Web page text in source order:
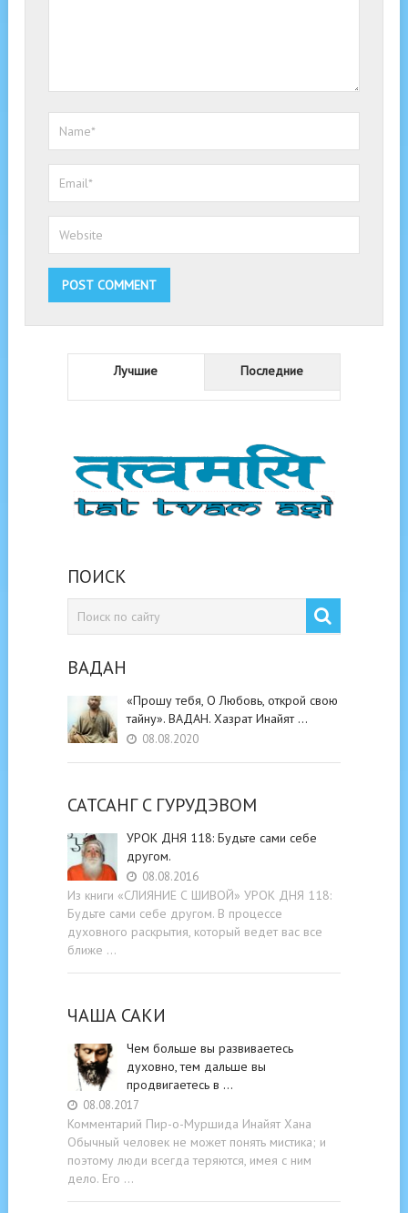
Лучшие Последние
ПОИСК
ВАДАН
«Прошу тебя, О Любовь, открой свою
тайну». ВАДАН. Хазрат Инайят …
08.08.2020
САТСАНГ C ГУРУДЭВОМ
УРОК ДНЯ 118: Будьте cами cебе
другом.
08.08.2016
Из книги «СЛИЯНИЕ С ШИВОЙ» УРОК ДНЯ 118:
Будьте cами cебе другом. В процессе
духовного раскрытия, который ведет вас все
ближе …
ЧАША САКИ
Чем больше вы развиваетесь
духовно, тем дальше вы
продвигаетесь в …
08.08.2017
Комментарий Пир-о-Муршида Инайят Хана
Обычный человек не может понять мистика; и
поэтому люди всегда теряются, имея с ним
дело. Его …